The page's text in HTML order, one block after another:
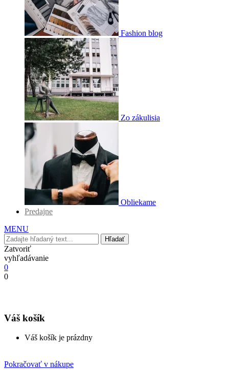
Fashion blog
Zo zákulisia
Obliekame
Predajne
MENU
Hľadať
Zatvoriť
vyhľadávanie
0
0
Váš košík
Váš košík je prázdny
Pokračovať v nákupe